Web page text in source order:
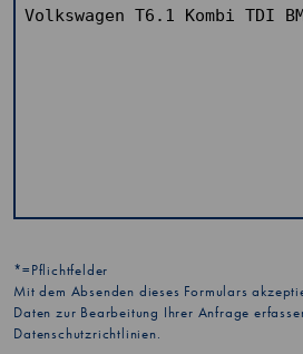
*=Pflichtfelder
Mit dem Absenden dieses Formulars
Daten zur Bearbeitung Ihrer Anfrage
Datenschutzrichtlinien.